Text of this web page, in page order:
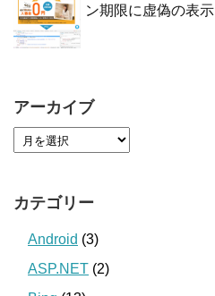
ン期限に虚偽の表示
アーカイブ
カテゴリー
Android (3)
ASP.NET (2)